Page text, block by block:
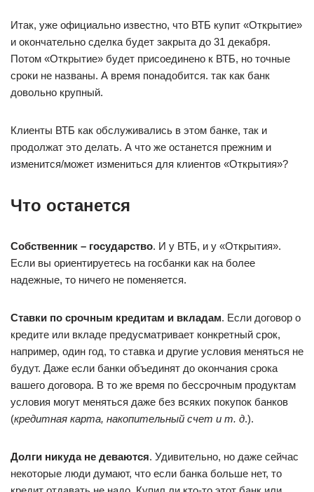
Итак, уже официально известно, что ВТБ купит «Открытие»
и окончательно сделка будет закрыта до 31 декабря.
Потом «Открытие» будет присоединено к ВТБ, но точные
сроки не названы. А время понадобится. так как банк
довольно крупный.
Клиенты ВТБ как обслуживались в этом банке, так и
продолжат это делать. А что же останется прежним и
изменится/может измениться для клиентов «Открытия»?
Что останется
Собственник – государство. И у ВТБ, и у «Открытия».
Если вы ориентируетесь на госбанки как на более
надежные, то ничего не поменяется.
Ставки по срочным кредитам и вкладам. Если договор о
кредите или вкладе предусматривает конкретный срок,
например, один год, то ставка и другие условия меняться не
будут. Даже если банки объединят до окончания срока
вашего договора. В то же время по бессрочным продуктам
условия могут меняться даже без всяких покупок банков
(кредитная карта, накопительный счет и т. д.).
Долги никуда не деваются. Удивительно, но даже сейчас
некоторые люди думают, что если банка больше нет, то